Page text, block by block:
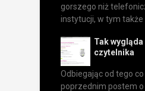
gorszego niż
instytucji, w tym także
Tak
czytelnika
Odbiegając od tego
poprzednim postem o